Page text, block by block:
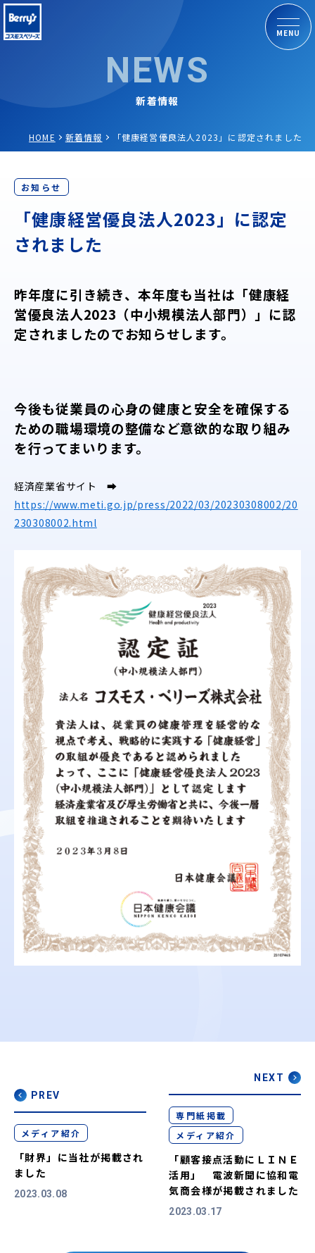
MENU
NEWS
新着情報
HOME 新着情報 「健康経営優良法人2023」に認定されました
お知らせ
「健康経営優良法人2023」に認定
されました
昨年度に引き続き、本年度も当社は「健康経
営優良法人2023（中小規模法人部門）」に認
定されましたのでお知らせします。
今後も従業員の心身の健康と安全を確保する
ための職場環境の整備など意欲的な取り組み
を行ってまいります。
経済産業省サイト ➡
https://www.meti.go.jp/press/2022/03/20230308002/20
230308002.html
PREV
2023.03.08
メディア紹介
「財界」に当社が掲載され
ました
NEXT
2023.03.17
専門紙掲載
メディア紹介
「顧客接点活動にＬＩＮＥ
活用」 電波新聞に協和電
気商会様が掲載されました